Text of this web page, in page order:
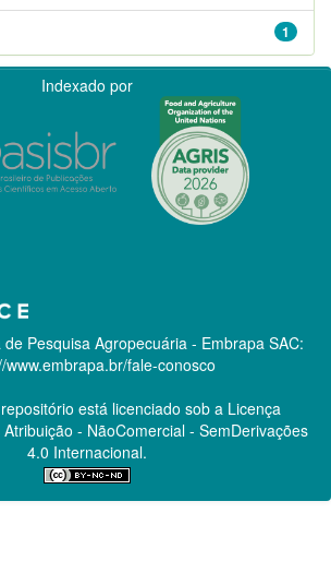
1
Indexado por
Pesquisa Agropecuária - Embrapa SAC:
www.embrapa.br/fale-conosco
está licenciado sob a Licença
Atribuição - NãoComercial - SemDerivações
4.0 Internacional.